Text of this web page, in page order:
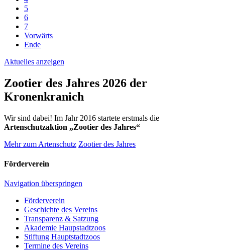
5
6
7
Vorwärts
Ende
Aktuelles anzeigen
Zootier des Jahres 2026 der
Kronenkranich
Wir sind dabei! Im Jahr 2016 startete erstmals die
Artenschutzaktion „Zootier des Jahres“
Mehr zum Artenschutz Zootier des Jahres
Förderverein
Navigation überspringen
Förderverein
Geschichte des Vereins
Transparenz & Satzung
Akademie Haupstadtzoos
Stiftung Hauptstadtzoos
Termine des Vereins